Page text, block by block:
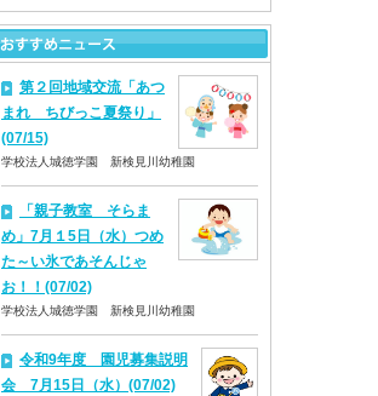
第２回地域交流「あつ
まれ ちびっこ夏祭り」
(07/15)
学校法人城徳学園 新検見川幼稚園
「親子教室 そらま
め」7月１5日（水）つめ
た～い氷であそんじゃ
お！！(07/02)
学校法人城徳学園 新検見川幼稚園
令和9年度 園児募集説明
会 7月15日（水）(07/02)